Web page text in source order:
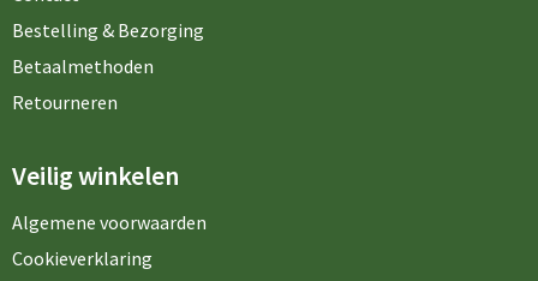
Bestelling & Bezorging
Betaalmethoden
Retourneren
Veilig winkelen
Algemene voorwaarden
Cookieverklaring